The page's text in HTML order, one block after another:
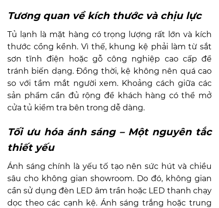
Tương quan về kích thước và chịu lực
Tủ lạnh là mặt hàng có trọng lượng rất lớn và kích
thước cồng kềnh. Vì thế, khung kệ phải làm từ sắt
sơn tĩnh điện hoặc gỗ công nghiệp cao cấp để
tránh biến dạng.Đồng thời, kệ không nên quá cao
so với tầm mắt người xem. Khoảng cách giữa các
sản phẩm cần đủ rộng để khách hàng có thể mở
cửa tủ kiểm tra bên trong dễ dàng.
Tối ưu hóa ánh sáng – Một nguyên tắc
thiết yếu
Ánh sáng chính là yếu tố tạo nên sức hút và chiều
sâu cho không gian showroom. Do đó, không gian
cần sử dụng đèn LED âm trần hoặc LED thanh chạy
dọc theo các cạnh kệ. Ánh sáng trắng hoặc trung